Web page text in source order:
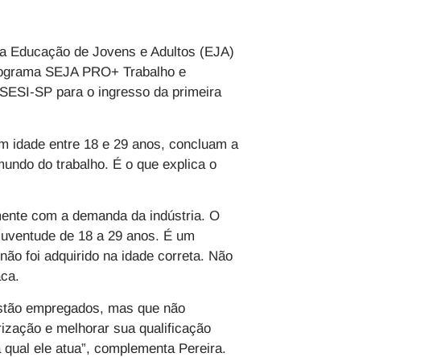
Educação de Jovens e Adultos (EJA)
SEJA PRO+ Trabalho e
SP para o ingresso da primeira
idade entre 18 e 29 anos, concluam a
do trabalho. É o que explica o
com a demanda da indústria. O
de 18 a 29 anos. É um
foi adquirido na idade correta. Não
empregados, mas que não
e melhorar sua qualificação
ele atua”, complementa Pereira.